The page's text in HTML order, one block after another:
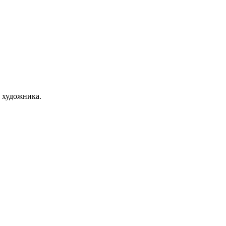
художника.